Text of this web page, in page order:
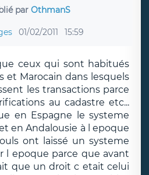
parOthmanS
01/02/2011 15:59
ceux qui sont habitués
et Marocain dans lesquels
les transactions parce
au cadastre etc...
en Espagne le systeme
en Andalousie à l epoque
ont laissé un systeme
l epoque parce que avant
que un droit c etait celui